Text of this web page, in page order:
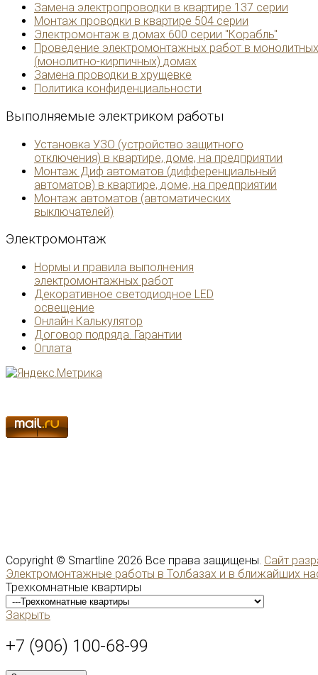
Замена электропроводки в квартире 137 серии
Монтаж проводки в квартире 504 серии
Электромонтаж в домах 600 серии "Корабль"
Проведение электромонтажных работ в монолитных
(монолитно-кирпичных) домах
Замена проводки в хрущевке
Политика конфиденциальности
Выполняемые электриком работы
Установка УЗО (устройство защитного
отключения) в квартире, доме, на предприятии
Монтаж Диф автоматов (дифференциальный
автоматов) в квартире, доме, на предприятии
Монтаж автоматов (автоматических
выключателей)
Электромонтаж
Нормы и правила выполнения
электромонтажных работ
Декоративное светодиодное LED
освещение
Онлайн Калькулятор
Договор подряда. Гарантии
Оплата
Copyright © Smartline 2026 Все права защищены. Сайт
Электромонтажные работы в Толбазах и в ближайших
Трехкомнатные квартиры
Закрыть
+7 (906) 100-68-99